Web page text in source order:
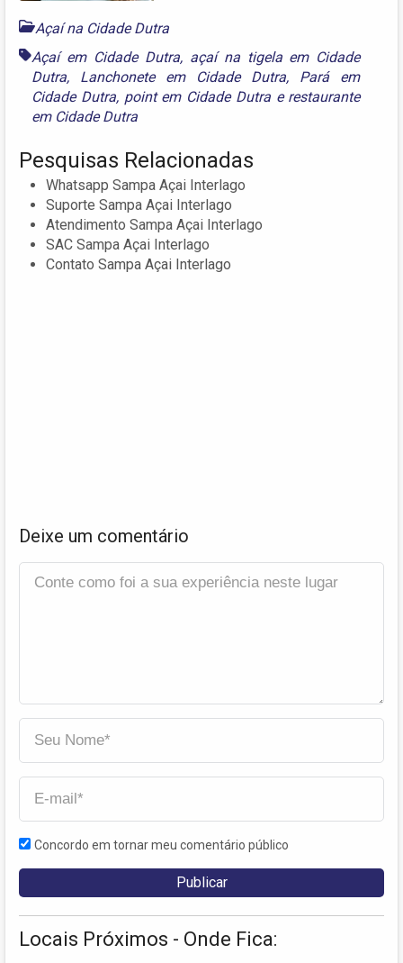
Açaí na Cidade Dutra
Açaí em Cidade Dutra, açaí na tigela em Cidade
Dutra, Lanchonete em Cidade Dutra, Pará em
Cidade Dutra, point em Cidade Dutrae restaurante
em Cidade Dutra
Pesquisas Relacionadas
Whatsapp Sampa Açai Interlago
Suporte Sampa Açai Interlago
Atendimento Sampa Açai Interlago
SAC Sampa Açai Interlago
Contato Sampa Açai Interlago
Deixe um comentário
Concordo em tornar meu comentário público
Locais Próximos - Onde Fica: